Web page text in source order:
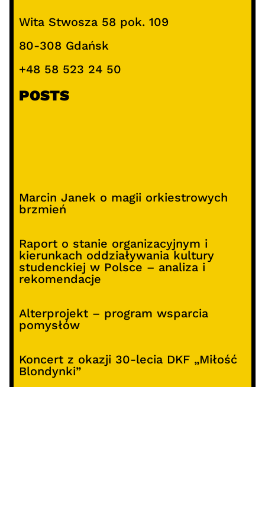
Wita Stwosza 58 pok. 109
80-308 Gdańsk
+48 58 523 24 50
POSTS
Marcin Janek o magii orkiestrowych
brzmień
Raport o stanie organizacyjnym i
kierunkach oddziaływania kultury
studenckiej w Polsce – analiza i
rekomendacje
Alterprojekt – program wsparcia
pomysłów
Koncert z okazji 30-lecia DKF „Miłość
Blondynki”